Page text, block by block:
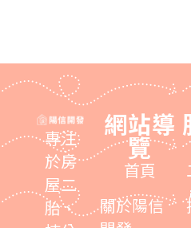
專注
於房
屋二
胎、
網站導
覽
首頁
關於陽信